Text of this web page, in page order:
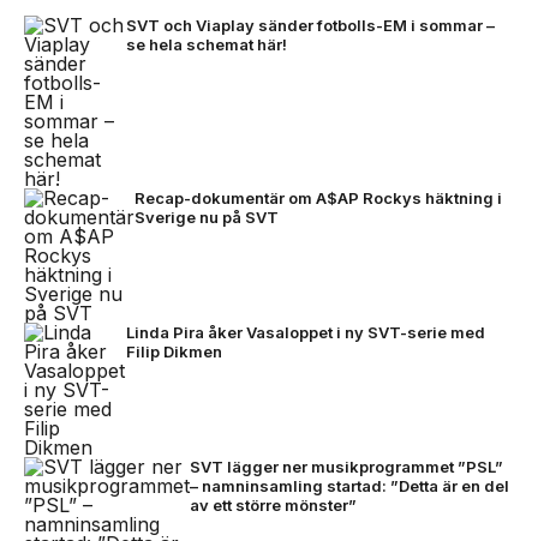
SVT och Viaplay sänder fotbolls-EM i sommar –
se hela schemat här!
Recap-dokumentär om A$AP Rockys häktning i
Sverige nu på SVT
Linda Pira åker Vasaloppet i ny SVT-serie med
Filip Dikmen
SVT lägger ner musikprogrammet ”PSL”
– namninsamling startad: ”Detta är en del
av ett större mönster”